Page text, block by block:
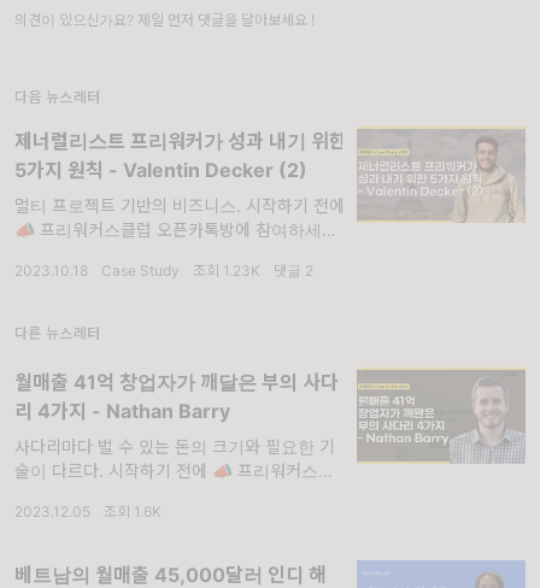
의견이 있으신가요? 제일 먼저 댓글을 달아보세요 !
다음 뉴스레터
제너럴리스트 프리워커가 성과 내기 위한
5가지 원칙 - Valentin Decker (2)
멀티 프로젝트 기반의 비즈니스. 시작하기 전에
📣 프리워커스클럽 오픈카톡방에 참여하세요!
론, 수익 모델, 마케팅, 비즈니스 아이디어에 대
2023.10.18 Case Study 조회 1.23K 댓글 2
다른 뉴스레터
월매출 41억 창업자가 깨달은 부의 사다
리 4가지 - Nathan Barry
사다리마다 벌 수 있는 돈의 크기와 필요한 기
술이 다르다. 시작하기 전에 📣 프리워커스클
다 담지 못한 추가 자료는 물론, 수익 모델, 마
생각을
2023.12.05 조회 1.6K
베트남의 월매출 45,000달러 인디 해